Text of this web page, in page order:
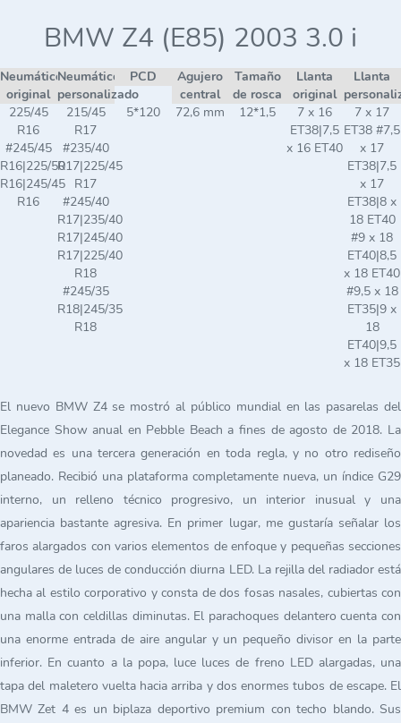
BMW Z4 (E85) 2003 3.0 i
Neumático
original
Neumático
personalizado
PCD
Agujero
central
Tamaño
de rosca
Llanta
original
Llanta
225/45
R16
#245/45
R16|225/50
R16|245/45
R16
215/45
R17
#235/40
R17|225/45
R17
#245/40
R17|235/40
R17|245/40
R17|225/40
R18
#245/35
R18|245/35
R18
5*120 72,6 mm 12*1,5
7 x 16
ET38|7,5
x 16 ET40
7 x 17
ET38 #7,5
x 17
ET38|7,5
x 17
ET38|8 x
18 ET40
#9 x 18
ET40|8,5
x 18 ET40
#9,5 x 18
ET35|9 x
18
ET40|9,5
x 18 ET35
El nuevo BMW Z4 se mostró al público mundial en las pasarelas del
Elegance Show anual en Pebble Beach a fines de agosto de 2018. La
novedad es una tercera generación en toda regla, y no otro rediseño
planeado. Recibió una plataforma completamente nueva, un índice G29
interno, un relleno técnico progresivo, un interior inusual y una
apariencia bastante agresiva. En primer lugar, me gustaría señalar los
faros alargados con varios elementos de enfoque y pequeñas secciones
angulares de luces de conducción diurna LED. La rejilla del radiador está
hecha al estilo corporativo y consta de dos fosas nasales, cubiertas con
una malla con celdillas diminutas. El parachoques delantero cuenta con
una enorme entrada de aire angular y un pequeño divisor en la parte
inferior. En cuanto a la popa, luce luces de freno LED alargadas, una
tapa del maletero vuelta hacia arriba y dos enormes tubos de escape. El
BMW Zet 4 es un biplaza deportivo premium con techo blando. Sus